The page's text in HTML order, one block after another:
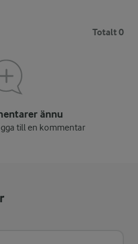
Totalt 0
ännu
till en kommentar